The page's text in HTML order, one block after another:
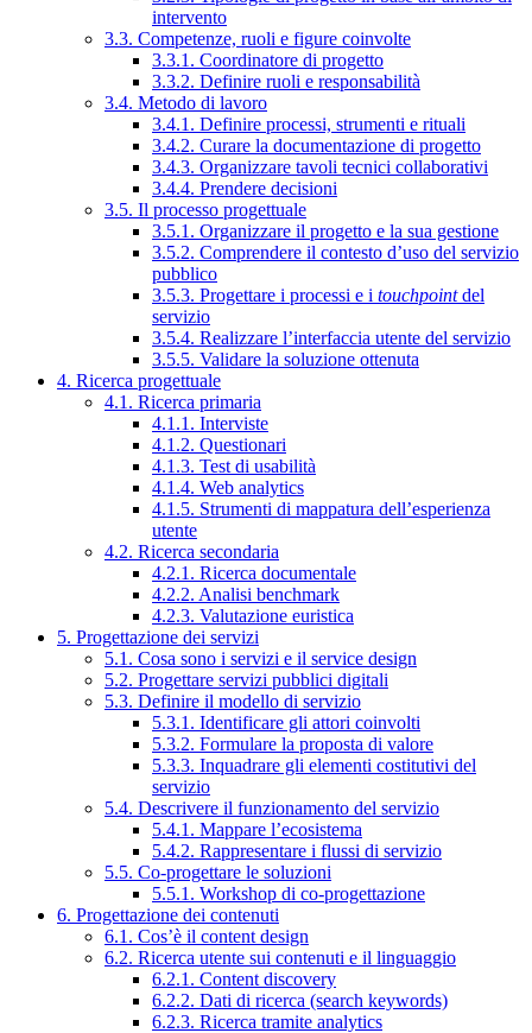
intervento
3.3. Competenze, ruoli e figure coinvolte
3.3.1. Coordinatore di progetto
3.3.2. Definire ruoli e responsabilità
3.4. Metodo di lavoro
3.4.1. Definire processi, strumenti e rituali
3.4.2. Curare la documentazione di progetto
3.4.3. Organizzare tavoli tecnici collaborativi
3.4.4. Prendere decisioni
3.5. Il processo progettuale
3.5.1. Organizzare il progetto e la sua gestione
3.5.2. Comprendere il contesto d’uso del servizio
pubblico
3.5.3. Progettare i processi e i touchpointdel
servizio
3.5.4. Realizzare l’interfaccia utente del servizio
3.5.5. Validare la soluzione ottenuta
4. Ricerca progettuale
4.1. Ricerca primaria
4.1.1. Interviste
4.1.2. Questionari
4.1.3. Test di usabilità
4.1.4. Web analytics
4.1.5. Strumenti di mappatura dell’esperienza
utente
4.2. Ricerca secondaria
4.2.1. Ricerca documentale
4.2.2. Analisi benchmark
4.2.3. Valutazione euristica
5. Progettazione dei servizi
5.1. Cosa sono i servizi e il service design
5.2. Progettare servizi pubblici digitali
5.3. Definire il modello di servizio
5.3.1. Identificare gli attori coinvolti
5.3.2. Formulare la proposta di valore
5.3.3. Inquadrare gli elementi costitutivi del
servizio
5.4. Descrivere il funzionamento del servizio
5.4.1. Mappare l’ecosistema
5.4.2. Rappresentare i flussi di servizio
5.5. Co-progettare le soluzioni
5.5.1. Workshop di co-progettazione
6. Progettazione dei contenuti
6.1. Cos’è il content design
6.2. Ricerca utente sui contenuti e il linguaggio
6.2.1. Content discovery
6.2.2. Dati di ricerca (search keywords)
6.2.3. Ricerca tramite analytics